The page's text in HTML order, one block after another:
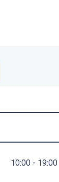
10:00 - 19:00